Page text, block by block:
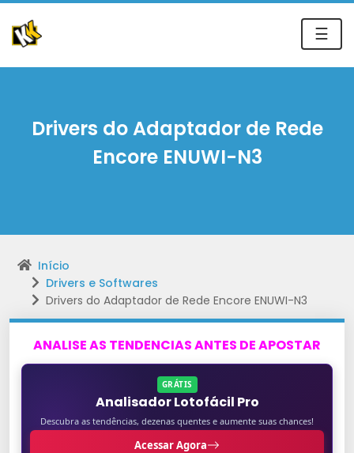
☰
Drivers do Adaptador de Rede
Encore ENUWI-N3
Início
Drivers e Softwares
Drivers do Adaptador de Rede Encore ENUWI-N3
ANALISE AS TENDENCIAS ANTES DE APOSTAR
GRÁTIS
Analisador Lotofácil Pro
Descubra as tendências, dezenas quentes e aumente suas chances!
Acessar Agora